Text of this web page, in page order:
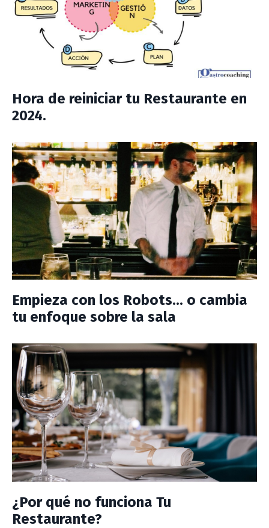
Hora de reiniciar tu Restaurante en
2024.
Empieza con los Robots... o cambia
tu enfoque sobre la sala
¿Por qué no funciona Tu
Restaurante?